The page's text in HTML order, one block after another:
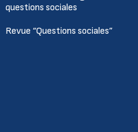
questions sociales
Revue “Questions sociales”